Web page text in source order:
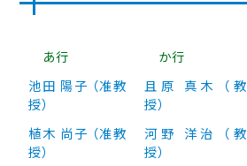
あ行 か行
池田 陽子 （准教
授）
且原 真木 （教
授）
植木 尚子 （准教
授）
河野 洋治 （教
授）